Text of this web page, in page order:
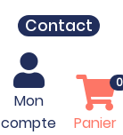
Contact
Mon
compte
Panier
0